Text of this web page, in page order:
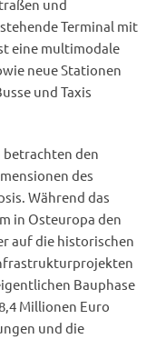
und
Terminal mit
eine multimodale
neue Stationen
und Taxis
den
des
Während das
in Osteuropa den
auf die historischen
Bauphase
Millionen Euro
und die